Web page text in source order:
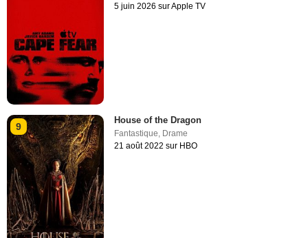
5 juin 2026 sur Apple TV
9
House of the Dragon
Fantastique, Drame
21 août 2022 sur HBO